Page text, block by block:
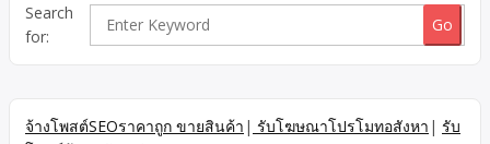
เครื่องเสียง บริษัทให้เช่าเครื่องเสียงครบวงจร-กรุงเทพและ
ปริมณฑล ทีมงานให้เช่าเครื่องเสียงสมุทรสาคร และ ใกล้เคียง
สมุทรปราการ สมุทรสงคราม นครปฐม ให้เช่าไฟแสงสีเสียงจัดงาน-
Search
for:
จ้างโพสต์SEOราคาถูก ขายสินค้า | รับโฆษณาโปรโมทอสังหา | รับ